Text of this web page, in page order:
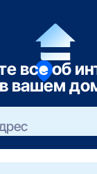
все об
в вашем